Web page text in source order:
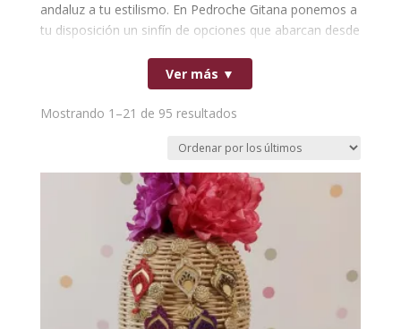
andaluz a tu estilismo. En Pedroche Gitana ponemos a
tu disposición un sinfín de opciones que abarcan desde
más vanguardistas; encuentra desde los tradicionales
aros de flamenca y corales hasta elegantes diseños de
lágrima y pendientes de resina ligeros que no pesan
Nuestro catálogo cuenta con una amplísima variedad
de colores para que encuentres el tono exacto que
combine a la perfección con tu traje de flamenca o
conjunto campero en ferias y romerías. Explora
nuestra selección de zarcillos flamencos y descubre la
pieza ideal para lucir espectacular, cómoda y con el
máximo estilo en cada fiesta tradicional.
Ver más ▼
Mostrando 1–21 de 95 resultadosOrdenado
los
últimos